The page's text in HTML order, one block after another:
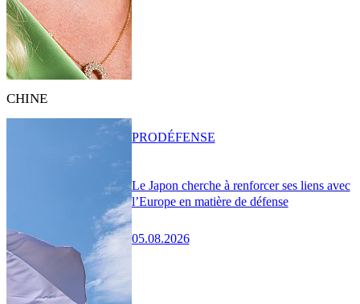
CHINE
Le Japon cherche à renforcer ses liens avec
l’Europe en matière de défense
05.08.2026
PRODÉFENSE